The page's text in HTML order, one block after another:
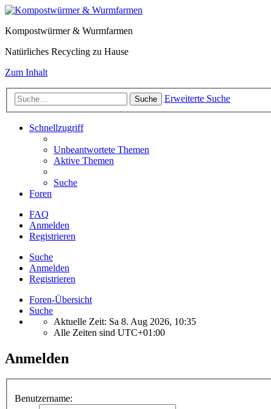
Kompostwürmer & Wurmfarmen
Natürliches Recycling zu Hause
Zum Inhalt
Suche Erweiterte Suche
Schnellzugriff
Unbeantwortete Themen
Aktive Themen
Suche
Foren
FAQ
Anmelden
Registrieren
Suche
Anmelden
Registrieren
Foren-Übersicht
Suche
Aktuelle Zeit: Sa 8. Aug 2026, 10:35
Alle Zeiten sind UTC+01:00
Anmelden
Benutzername: